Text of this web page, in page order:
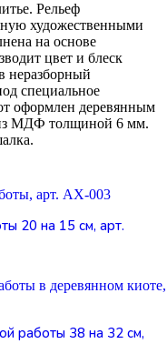
Рельеф
художественными
на основе
цвет и блеск
неразборный
специальное
оформлен деревянным
из МДФ толщиной 6 мм.
20 на 15 см, арт.
работы 38 на 32 см,